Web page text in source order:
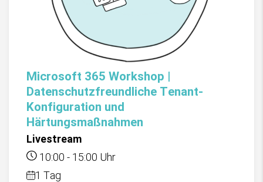
Microsoft 365 Workshop |
Datenschutzfreundliche Tenant-
Konfiguration und
Härtungsmaßnahmen
Livestream
10:00 - 15:00 Uhr
1 Tag